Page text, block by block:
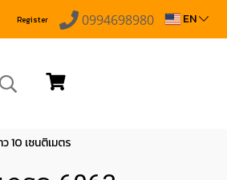
Register 0994698980 EN
10 เซนติเมตร